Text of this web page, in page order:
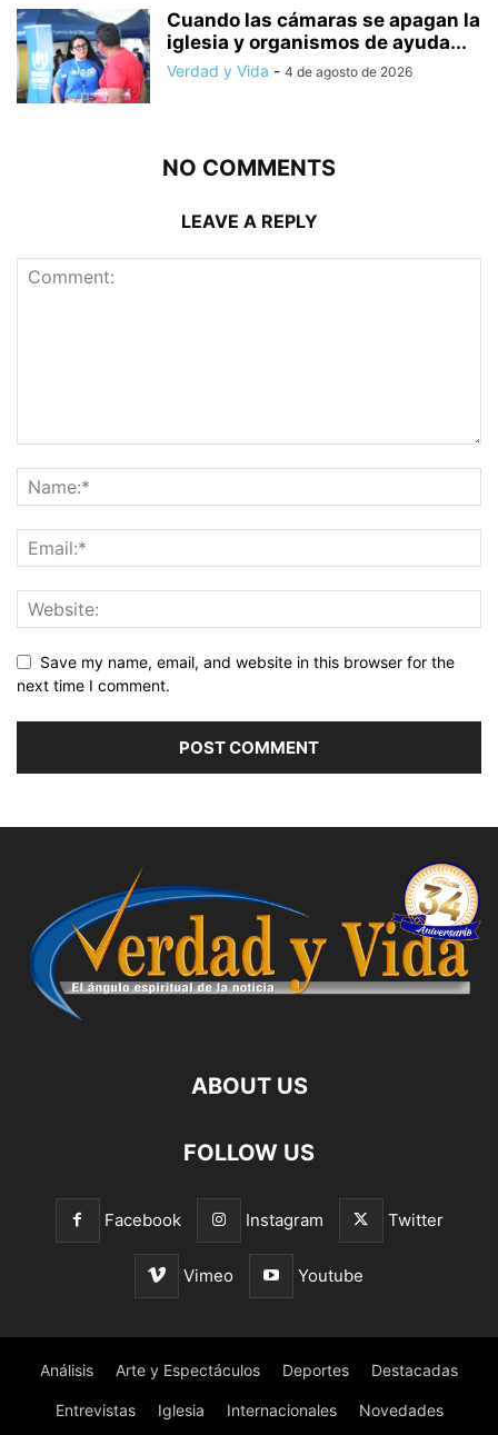
Cuando las cámaras se apagan la
iglesia y organismos de ayuda...
Verdad y Vida - 4 de agosto de 2026
NO COMMENTS
LEAVE A REPLY
Save my name, email, and website in this browser for the
next time I comment.
ABOUT US
FOLLOW US
Facebook Instagram Twitter
Vimeo Youtube
Análisis Arte y Espectáculos Deportes Destacadas
Entrevistas Iglesia Internacionales Novedades